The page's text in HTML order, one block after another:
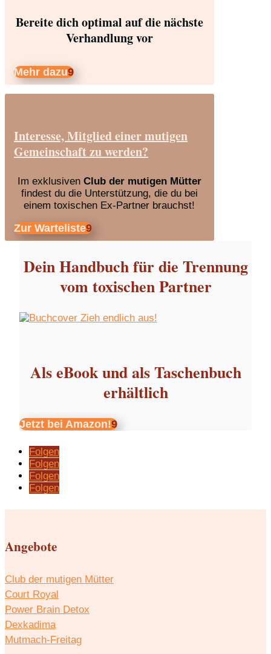
Bereite dich optimal auf die nächste
Verhandlung vor
Mehr dazu
Interesse, Mitglied einer mutigen
Gemeinschaft zu werden?
Im exklusiven Club der mutigen Mütter
findest du die Unterstützung, die du bei
einem toxischen Ex-Partner brauchst!
Zur Warteliste
Dein Handbuch für die Trennung
vom toxischen Partner
Als eBook und als Taschenbuch
erhältlich
Jetzt bei Amazon!
Folgen
Folgen
Folgen
Folgen
Angebote
Club der mutigen Mütter
Court Royal
Power Brain Detox
Dexkadima
Mutmach-Freitag